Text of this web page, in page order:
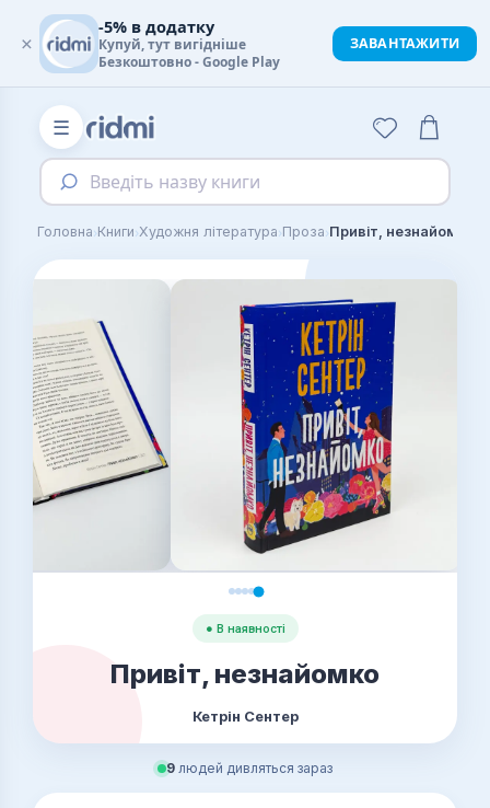
☰
Введіть назву книги
Головна›Книги›Художня література›Проза›Привіт, незнайомко
● В наявності
Привіт, незнайомко
Кетрін Сентер
9 людей дивляться зараз
×
-5% в додатку
Купуй, тут вигідніше
Безкоштовно - Google Play
ЗАВАНТАЖИТИ